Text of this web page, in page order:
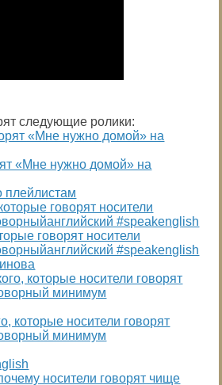
следующие ролики:
«Мне нужно домой» на
плейлистам
говорят носители
#speakenglish
которые носители говорят
минимум